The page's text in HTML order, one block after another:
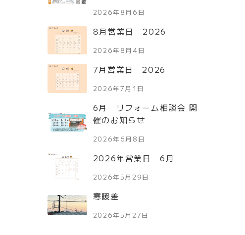
2026年8月6日
8月営業日 2026
2026年8月4日
7月営業日 2026
2026年7月1日
6月 リフォーム相談会 開
催のお知らせ
2026年6月8日
2026年営業日 6月
2026年5月29日
寒暖差
2026年5月27日